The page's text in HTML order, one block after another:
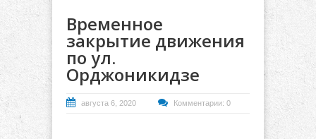
Временное
закрытие движения
по ул.
Орджоникидзе
августа 6, 2020 Комментарии: 0